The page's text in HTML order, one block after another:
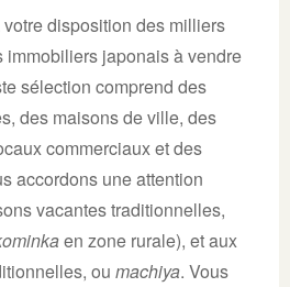
disposition des milliers
immobiliers japonais à vendre
sélection comprend des
des maisons de ville, des
commerciaux et des
accordons une attention
vacantes traditionnelles,
en zone rurale), et aux
ou machiya. Vous